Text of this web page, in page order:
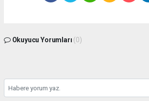
Okuyucu Yorumları (0)